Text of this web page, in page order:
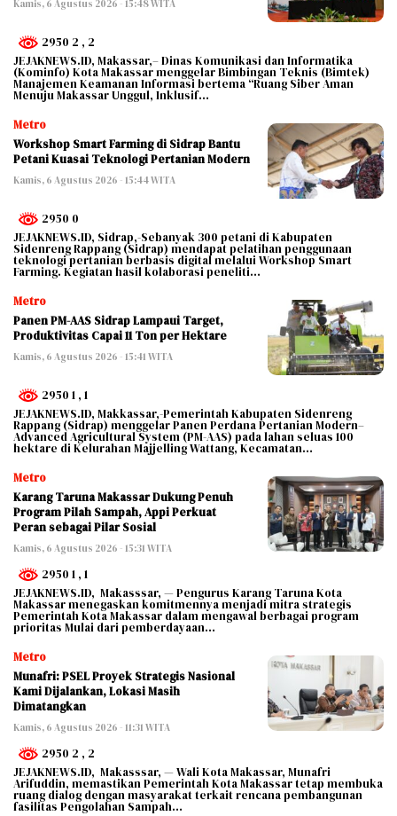
Kamis, 6 Agustus 2026 - 15:48 WITA
2950 2 , 2
JEJAKNEWS.ID, Makassar,– Dinas Komunikasi dan Informatika
(Kominfo) Kota Makassar menggelar Bimbingan Teknis (Bimtek)
Manajemen Keamanan Informasi bertema “Ruang Siber Aman
Menuju Makassar Unggul, Inklusif…
Metro
Workshop Smart Farming di Sidrap Bantu
Petani Kuasai Teknologi Pertanian Modern
Kamis, 6 Agustus 2026 - 15:44 WITA
2950 0
JEJAKNEWS.ID, Sidrap,-Sebanyak 300 petani di Kabupaten
Sidenreng Rappang (Sidrap) mendapat pelatihan penggunaan
teknologi pertanian berbasis digital melalui Workshop Smart
Farming. Kegiatan hasil kolaborasi peneliti…
Metro
Panen PM-AAS Sidrap Lampaui Target,
Produktivitas Capai 11 Ton per Hektare
Kamis, 6 Agustus 2026 - 15:41 WITA
2950 1 , 1
JEJAKNEWS.ID, Makkassar,-Pemerintah Kabupaten Sidenreng
Rappang (Sidrap) menggelar Panen Perdana Pertanian Modern–
Advanced Agricultural System (PM-AAS) pada lahan seluas 100
hektare di Kelurahan Majjelling Wattang, Kecamatan…
Metro
Karang Taruna Makassar Dukung Penuh
Program Pilah Sampah, Appi Perkuat
Peran sebagai Pilar Sosial
Kamis, 6 Agustus 2026 - 15:31 WITA
2950 1 , 1
JEJAKNEWS.ID, Makasssar, — Pengurus Karang Taruna Kota
Makassar menegaskan komitmennya menjadi mitra strategis
Pemerintah Kota Makassar dalam mengawal berbagai program
prioritas Mulai dari pemberdayaan…
Metro
Munafri: PSEL Proyek Strategis Nasional
Kami Dijalankan, Lokasi Masih
Dimatangkan
Kamis, 6 Agustus 2026 - 11:31 WITA
2950 2 , 2
JEJAKNEWS.ID, Makasssar, — Wali Kota Makassar, Munafri
Arifuddin, memastikan Pemerintah Kota Makassar tetap membuka
ruang dialog dengan masyarakat terkait rencana pembangunan
fasilitas Pengolahan Sampah…